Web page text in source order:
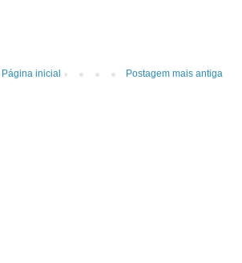
Postagem mais antiga
Página inicial